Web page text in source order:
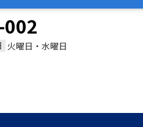
火曜日・水曜日